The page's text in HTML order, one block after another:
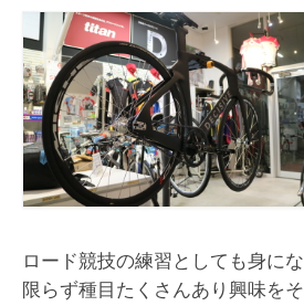
ロード競技の練習としても身に
限らず種目たくさんあり興味をそ